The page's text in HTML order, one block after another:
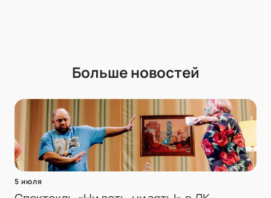
Больше новостей
5 июля